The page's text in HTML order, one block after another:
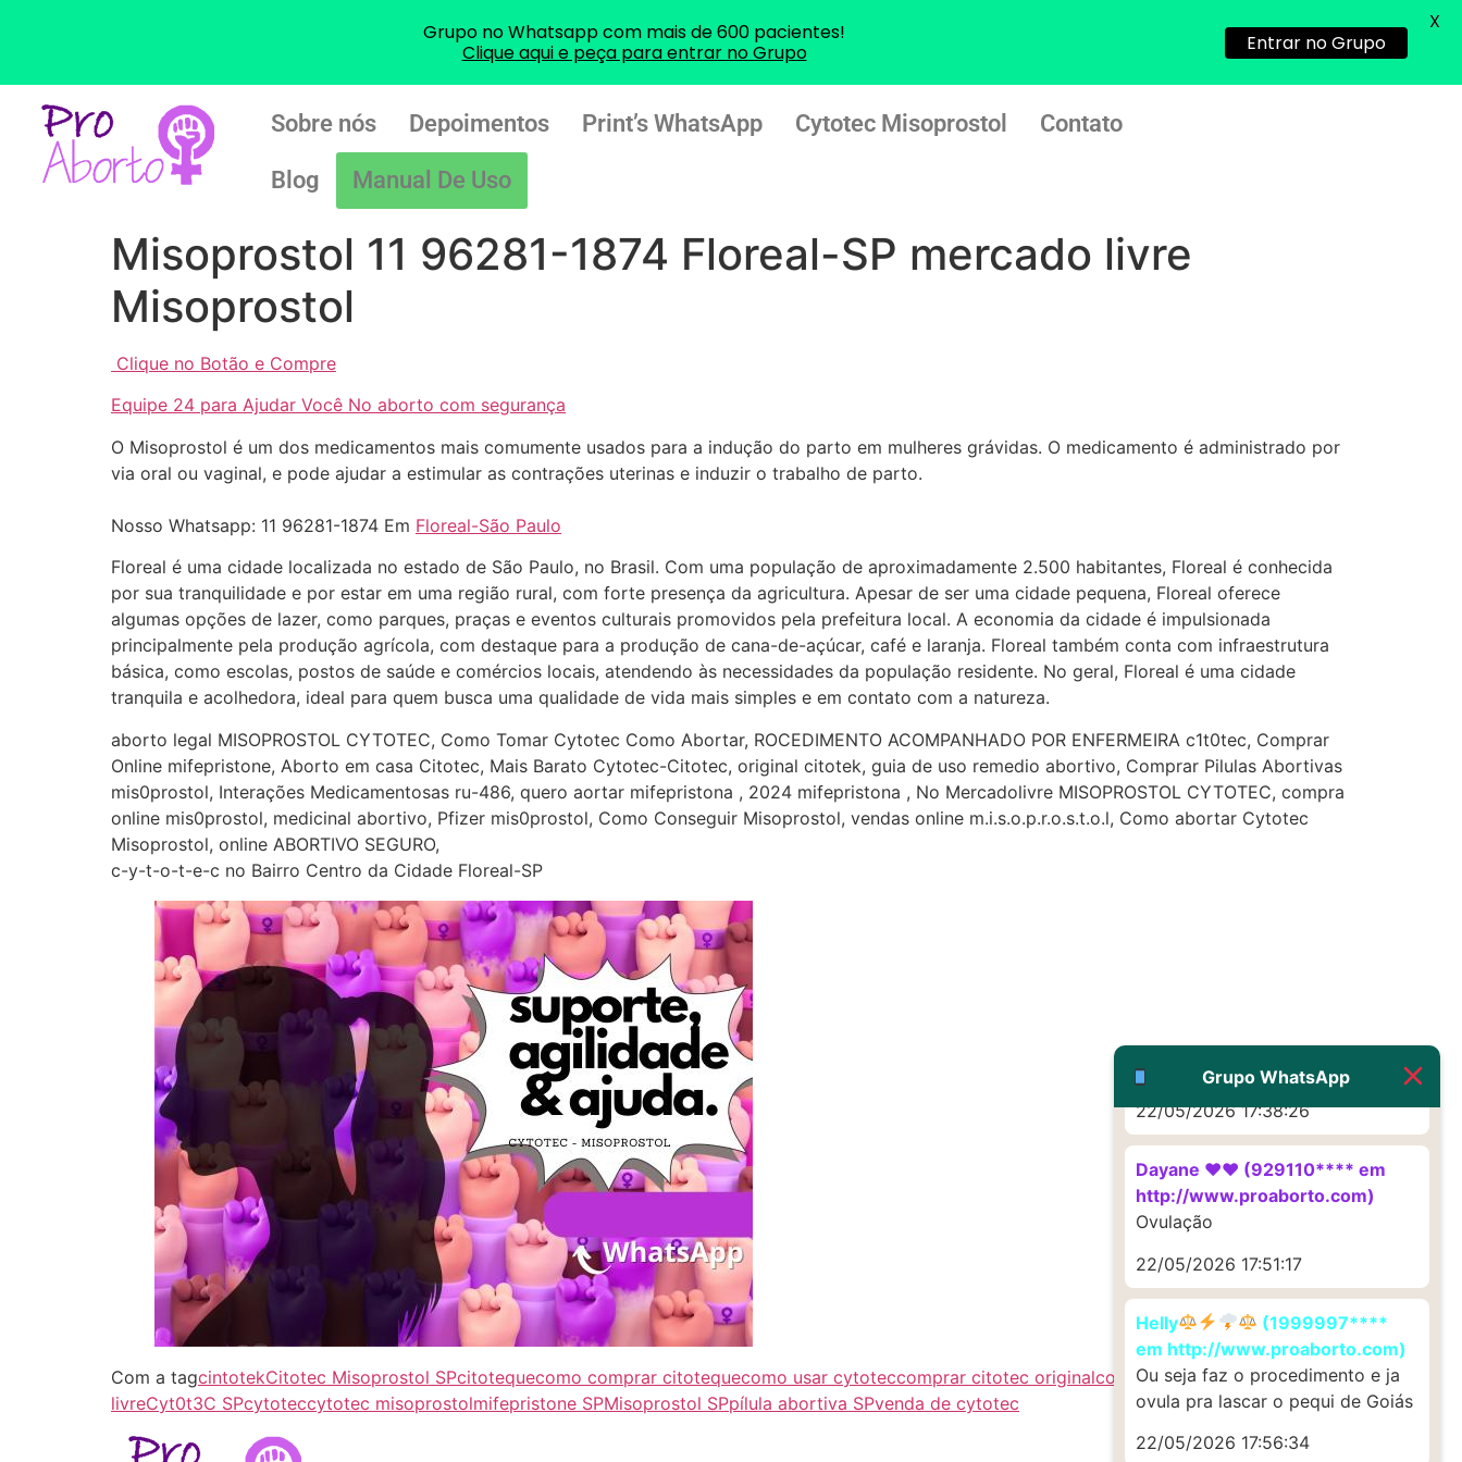
Sobre nós Depoimentos Print’s WhatsApp Cytotec Misoprostol Contato
Blog Manual De Uso
Misoprostol 11 96281-1874 Floreal-SP mercado livre
Misoprostol
Clique no Botão e Compre
Equipe 24 para Ajudar Você No aborto com segurança
O Misoprostol é um dos medicamentos mais comumente usados para a indução do parto em mulheres grávidas. O medicamento é administrado por
via oral ou vaginal, e pode ajudar a estimular as contrações uterinas e induzir o trabalho de parto.
Nosso Whatsapp: 11 96281-1874 Em Floreal-São Paulo
Floreal é uma cidade localizada no estado de São Paulo, no Brasil. Com uma população de aproximadamente 2.500 habitantes, Floreal é conhecida
por sua tranquilidade e por estar em uma região rural, com forte presença da agricultura. Apesar de ser uma cidade pequena, Floreal oferece
algumas opções de lazer, como parques, praças e eventos culturais promovidos pela prefeitura local. A economia da cidade é impulsionada
principalmente pela produção agrícola, com destaque para a produção de cana-de-açúcar, café e laranja. Floreal também conta com infraestrutura
básica, como escolas, postos de saúde e comércios locais, atendendo às necessidades da população residente. No geral, Floreal é uma cidade
tranquila e acolhedora, ideal para quem busca uma qualidade de vida mais simples e em contato com a natureza.
aborto legal MISOPROSTOL CYTOTEC, Como Tomar Cytotec Como Abortar, ROCEDIMENTO ACOMPANHADO POR ENFERMEIRA c1t0tec, Comprar
Online mifepristone, Aborto em casa Citotec, Mais Barato Cytotec-Citotec, original citotek, guia de uso remedio abortivo, Comprar Pilulas Abortivas
mis0prostol, Interações Medicamentosas ru-486, quero aortar mifepristona , 2024 mifepristona , No Mercadolivre MISOPROSTOL CYTOTEC, compra
online mis0prostol, medicinal abortivo, Pfizer mis0prostol, Como Conseguir Misoprostol, vendas online m.i.s.o.p.r.o.s.t.o.l, Como abortar Cytotec
Misoprostol, online ABORTIVO SEGURO,
c-y-t-o-t-e-c no Bairro Centro da Cidade Floreal-SP
Com a tagcintotekCitotec Misoprostol SPcitotequecomo comprar citotequecomo usar cytoteccomprar citotec originalcomprar Misoprostol mercado
livreCyt0t3C SPcytoteccytotec misoprostolmifepristone SPMisoprostol SPpílula abortiva SPvenda de cytotec
Grupo no Whatsapp com mais de 600 pacientes!
Clique aqui e peça para entrar no Grupo
Entrar no Grupo
X
Grupo WhatsApp
sozinha nao estou
22/05/2026 17:09:20
G (1199866**** em
http://www.proaborto.com)
Deve ser normal
22/05/2026 17:19:15
(879121**** em
Eu acho, não sei
22/05/2026 17:19:16
http://www.proaborto.com)
Muito obrigadaaaaa
22/05/2026 17:38:26
Dayane ♥️♥️ (929110**** em
http://www.proaborto.com)
Ovulação
22/05/2026 17:51:17
Helly
(1999997****
em http://www.proaborto.com)
Ou seja faz o procedimento e ja
ovula pra lascar o pequi de Goiás
22/05/2026 17:56:34